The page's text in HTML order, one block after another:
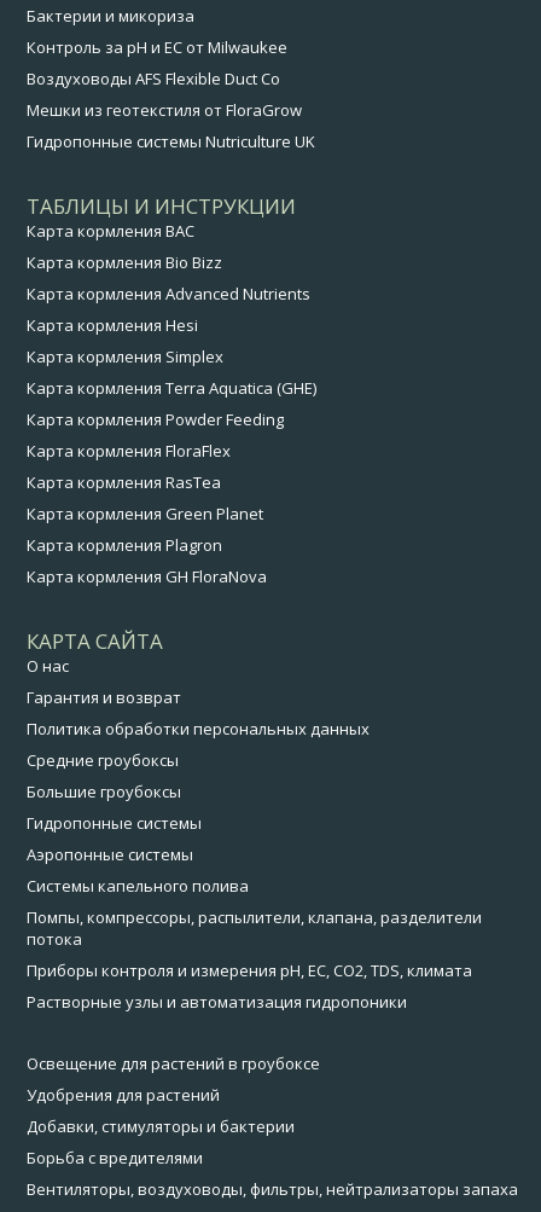
Бактерии и микориза
Контроль за pH и EC от Milwaukee
Воздуховоды AFS Flexible Duct Co
Мешки из геотекстиля от FloraGrow
Гидропонные системы Nutriculture UK
ТАБЛИЦЫ И ИНСТРУКЦИИ
Карта кормления BAC
Карта кормления Bio Bizz
Карта кормления Advanced Nutrients
Карта кормления Hesi
Карта кормления Simplex
Карта кормления Terra Aquatica (GHE)
Карта кормления Powder Feeding
Карта кормления FloraFlex
Карта кормления RasTea
Карта кормления Green Planet
Карта кормления Plagron
Карта кормления GH FloraNova
КАРТА САЙТА
О нас
Гарантия и возврат
Политика обработки персональных данных
Средние гроубоксы
Большие гроубоксы
Гидропонные системы
Аэропонные системы
Системы капельного полива
Помпы, компрессоры, распылители, клапана, разделители
потока
Приборы контроля и измерения pH, EC, CO2, TDS, климата
Растворные узлы и автоматизация гидропоники
Освещение для растений в гроубоксе
Удобрения для растений
Добавки, стимуляторы и бактерии
Борьба с вредителями
Вентиляторы, воздуховоды, фильтры, нейтрализаторы запаха